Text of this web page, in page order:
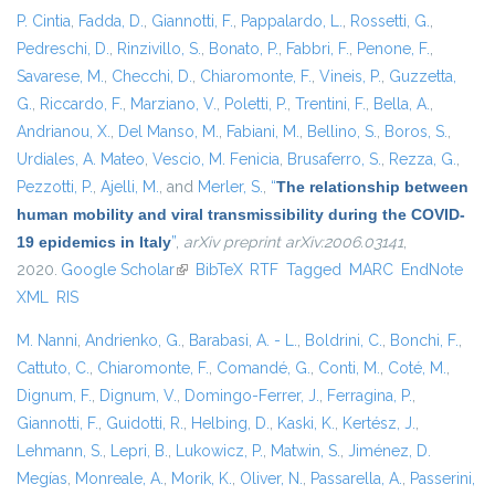
P. Cintia, Fadda, D., Giannotti, F., Pappalardo, L., Rossetti, G.,
Pedreschi, D., Rinzivillo, S., Bonato, P., Fabbri, F., Penone, F.,
Savarese, M., Checchi, D., Chiaromonte, F., Vineis, P., Guzzetta,
G., Riccardo, F., Marziano, V., Poletti, P., Trentini, F., Bella, A.,
Andrianou, X., Del Manso, M., Fabiani, M., Bellino, S., Boros, S.,
Urdiales, A. Mateo, Vescio, M. Fenicia, Brusaferro, S., Rezza, G.,
Pezzotti, P., Ajelli, M., and Merler, S., “The relationship between
human mobility and viral transmissibility during the COVID-
19 epidemics in Italy”, arXiv preprint arXiv:2006.03141,
2020. Google Scholar(link is external)
BibTeX RTF Tagged MARC EndNote
XML RIS
M. Nanni, Andrienko, G., Barabasi, A. - L., Boldrini, C., Bonchi, F.,
Cattuto, C., Chiaromonte, F., Comandé, G., Conti, M., Coté, M.,
Dignum, F., Dignum, V., Domingo-Ferrer, J., Ferragina, P.,
Giannotti, F., Guidotti, R., Helbing, D., Kaski, K., Kertész, J.,
Lehmann, S., Lepri, B., Lukowicz, P., Matwin, S., Jiménez, D.
Megías, Monreale, A., Morik, K., Oliver, N., Passarella, A., Passerini,